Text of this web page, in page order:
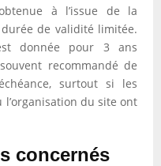
à l’issue de la
de validité limitée.
donnée pour 3 ans
recommandé de
surtout si les
du site ont
concernés